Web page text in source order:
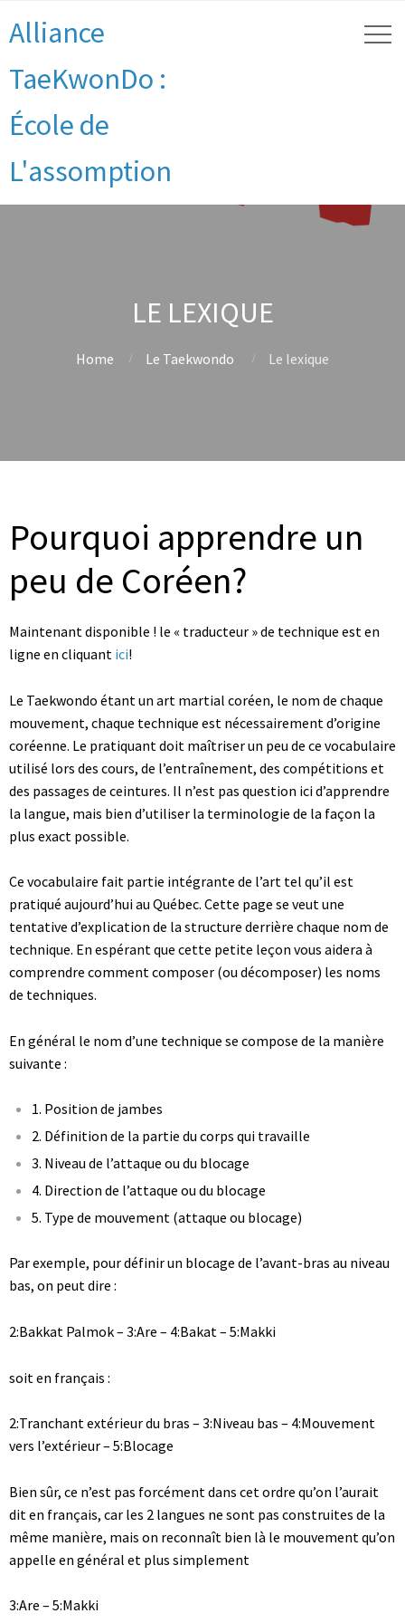
Alliance
TaeKwonDo :
École de
L'assomption
LE LEXIQUE
Home Le Taekwondo Le lexique
Pourquoi apprendre un
peu de Coréen?
Maintenant disponible ! le « traducteur » de technique est en
ligne en cliquant ici!
Le Taekwondo étant un art martial coréen, le nom de chaque
mouvement, chaque technique est nécessairement d’origine
coréenne. Le pratiquant doit maîtriser un peu de ce vocabulaire
utilisé lors des cours, de l’entraînement, des compétitions et
des passages de ceintures. Il n’est pas question ici d’apprendre
la langue, mais bien d’utiliser la terminologie de la façon la
plus exact possible.
Ce vocabulaire fait partie intégrante de l’art tel qu’il est
pratiqué aujourd’hui au Québec. Cette page se veut une
tentative d’explication de la structure derrière chaque nom de
technique. En espérant que cette petite leçon vous aidera à
comprendre comment composer (ou décomposer) les noms
de techniques.
En général le nom d’une technique se compose de la manière
suivante :
1. Position de jambes
2. Définition de la partie du corps qui travaille
3. Niveau de l’attaque ou du blocage
4. Direction de l’attaque ou du blocage
5. Type de mouvement (attaque ou blocage)
Par exemple, pour définir un blocage de l’avant-bras au niveau
bas, on peut dire :
2:Bakkat Palmok – 3:Are – 4:Bakat – 5:Makki
soit en français :
2:Tranchant extérieur du bras – 3:Niveau bas – 4:Mouvement
vers l’extérieur – 5:Blocage
Bien sûr, ce n’est pas forcément dans cet ordre qu’on l’aurait
dit en français, car les 2 langues ne sont pas construites de la
même manière, mais on reconnaît bien là le mouvement qu’on
appelle en général et plus simplement
3:Are – 5:Makki